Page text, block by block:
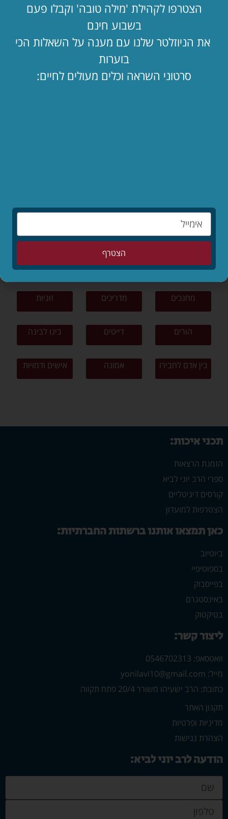
"אמא, יש משהו שאני חייב לספר לך…"
לקריאת המאמר »
החופש כאן. בעלי שם. איך מחזיקים מעמד?!
תפילה
ציונות דתית פרשת שבוע סיפורים
מחנכים מדריכים זוגיות
הורים דייטים בינו לבינה
בין אדם לחבירו אמונה אישים ודמויות
תכני איכות:
הזמנת הרצאות
ספרי הרב יוני לביא
קורסים דיגיטליים
הצטרפות למועדון
כאן תמצאו אותנו ברשתות החברתיות:
ביוטיוב
בספוטיפיי
בפייסבוק
באינסטגרם
בטיקטוק
ליצור קשר:
וואטסאפ: 0546702313
מייל: yonilavi10@gmail.com
כתובת: הרב ישעיהו משורר 20/4 פתח תקווה
תקנון האתר
מדיניות ופרטיות
הצהרת נגישות
הודעה לרב יוני לביא:
הצטרפו לקהילת 'מילה טובה' וקבלו פעם
בשבוע חינם
את הניוזלטר שלנו עם מענה על השאלות הכי
בוערות
סרטוני השראה וכלים מעולים לחיים:
הצטרף